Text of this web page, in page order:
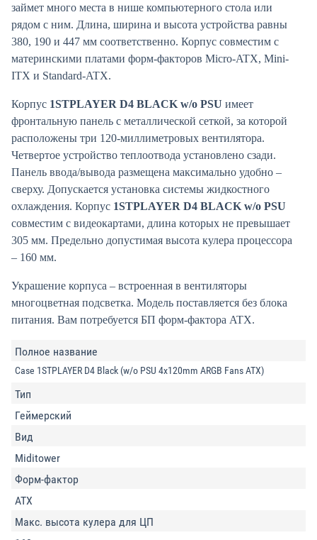
займет много места в нише компьютерного стола или
рядом с ним. Длина, ширина и высота устройства равны
380, 190 и 447 мм соответственно. Корпус совместим с
материнскими платами форм-факторов Micro-ATX, Mini-
ITX и Standard-ATX.
Корпус 1STPLAYER D4 BLACK w/o PSU имеет
фронтальную панель с металлической сеткой, за которой
расположены три 120-миллиметровых вентилятора.
Четвертое устройство теплоотвода установлено сзади.
Панель ввода/вывода размещена максимально удобно –
сверху. Допускается установка системы жидкостного
охлаждения. Корпус 1STPLAYER D4 BLACK w/o PSU
совместим с видеокартами, длина которых не превышает
305 мм. Предельно допустимая высота кулера процессора
– 160 мм.
Украшение корпуса – встроенная в вентиляторы
многоцветная подсветка. Модель поставляется без блока
питания. Вам потребуется БП форм-фактора ATX.
Полное название
Case 1STPLAYER D4 Black (w/o PSU 4x120mm ARGB Fans ATX)
Тип
Геймерский
Вид
Miditower
Форм-фактор
ATX
Макс. высота кулера для ЦП